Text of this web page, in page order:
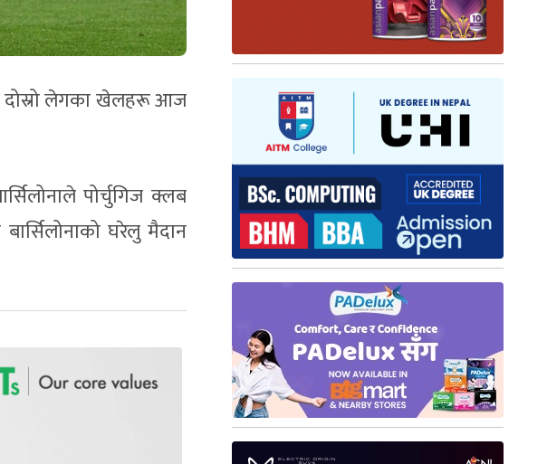
दोस्रो लेगका खेलहरू आज
पोर्चुगिज क्लब
घरेलु मैदान